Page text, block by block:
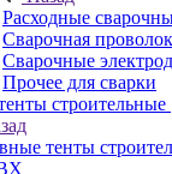
Расходные
Сварочная
Сварочные
Прочее для сварки
строительные
тенты